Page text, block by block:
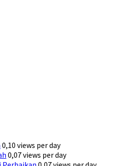
0,10 views per day
0,07 views per day